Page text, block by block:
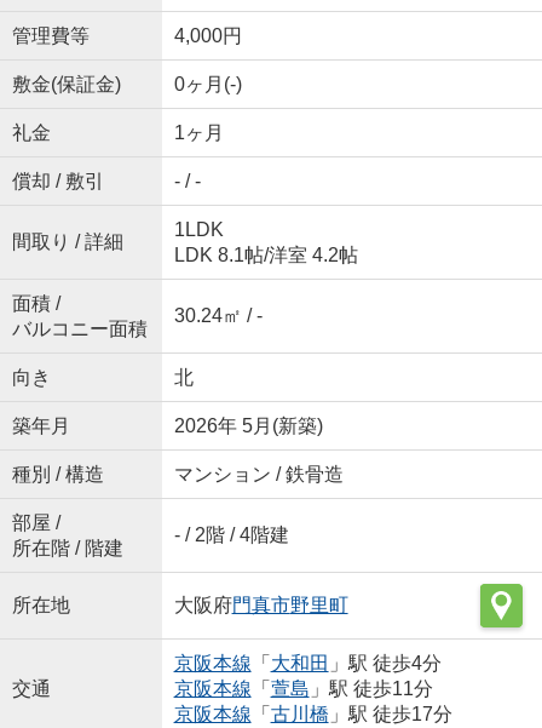
管理費等 4,000円
敷金(保証金) 0ヶ月(-)
礼金 1ヶ月
償却 / 敷引 - / -
間取り / 詳細
1LDK
LDK 8.1帖/洋室 4.2帖
面積 /
バルコニー面積
30.24㎡ / -
向き 北
築年月 2026年 5月(新築)
種別 / 構造 マンション / 鉄骨造
部屋 /
所在階 / 階建
- / 2階 / 4階建
所在地 大阪府門真市野里町
交通
京阪本線 「 大和田 」駅 徒歩4分
京阪本線 「 萱島 」駅 徒歩11分
京阪本線 「 古川橋 」駅 徒歩17分